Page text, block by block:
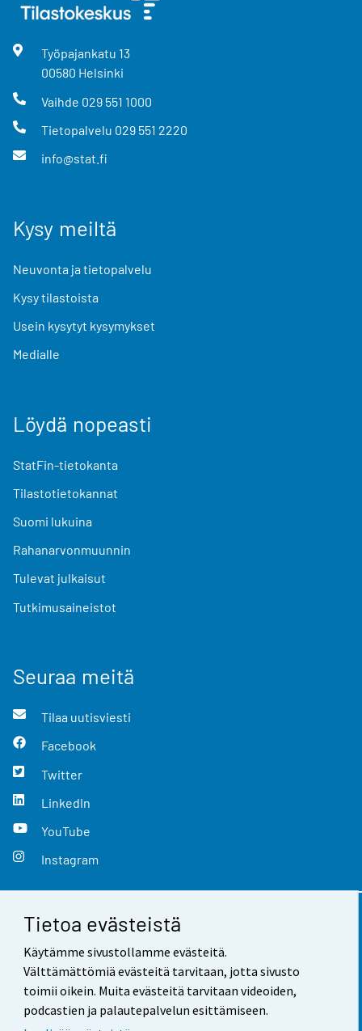
Tietoa evästeistä
Käytämme sivustollamme evästeitä.
Välttämättömiä evästeitä tarvitaan, jotta sivusto
toimii oikein. Muita evästeitä tarvitaan videoiden,
podcastien ja palautepalvelun esittämiseen.
Työpajankatu 13
00580 Helsinki
Vaihde 029 551 1000
Tietopalvelu 029 551 2220
info@stat.fi
Kysy meiltä
Neuvonta ja tietopalvelu
Kysy tilastoista
Usein kysytyt kysymykset
Medialle
Löydä nopeasti
StatFin-tietokanta
Tilastotietokannat
Suomi lukuina
Rahanarvonmuunnin
Tulevat julkaisut
Tutkimusaineistot
Seuraa meitä
Tilaa uutisviesti
Facebook
Twitter
LinkedIn
YouTube
Instagram
Yhteystiedot
Palaute
Käyttöehdot